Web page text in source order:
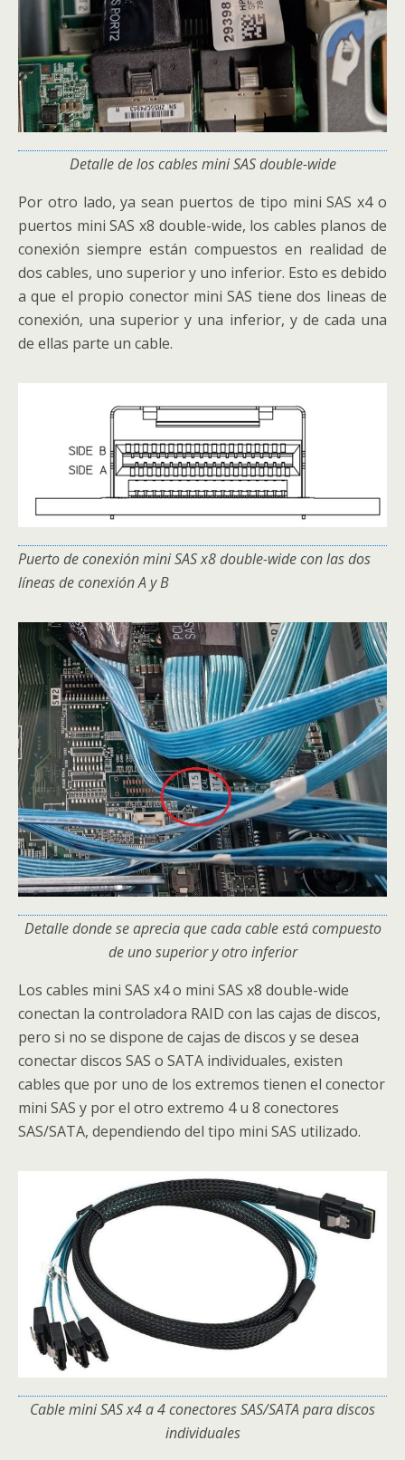
Detalle de los cables mini SAS double-wide
Por otro lado, ya sean puertos de tipo mini SAS x4 o
puertos mini SAS x8 double-wide, los cables planos de
conexión siempre están compuestos en realidad de
dos cables, uno superior y uno inferior. Esto es debido
a que el propio conector mini SAS tiene dos lineas de
conexión, una superior y una inferior, y de cada una
de ellas parte un cable.
Puerto de conexión mini SAS x8 double-wide con las dos
líneas de conexión A y B
Detalle donde se aprecia que cada cable está compuesto
de uno superior y otro inferior
Los cables mini SAS x4 o mini SAS x8 double-wide
conectan la controladora RAID con las cajas de discos,
pero si no se dispone de cajas de discos y se desea
conectar discos SAS o SATA individuales, existen
cables que por uno de los extremos tienen el conector
mini SAS y por el otro extremo 4 u 8 conectores
SAS/SATA, dependiendo del tipo mini SAS utilizado.
Cable mini SAS x4 a 4 conectores SAS/SATA para discos
individuales